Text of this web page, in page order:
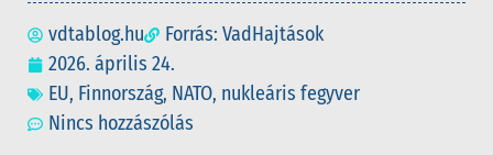
vdtablog.hu
Forrás: VadHajtások
2026. április 24.
EU, Finnország, NATO, nukleáris fegyver
Nincs hozzászólás